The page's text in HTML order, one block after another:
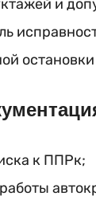
и
к ППРк;